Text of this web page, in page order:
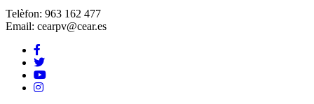
Telèfon: 963 162 477
Email: cearpv@cear.es